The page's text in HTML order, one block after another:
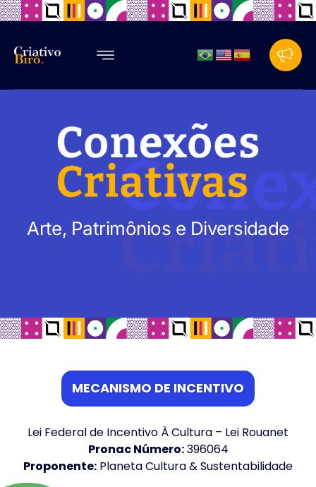
Arte, Patrimônios e Diversidade
MECANISMO DE INCENTIVO
Lei Federal de Incentivo À Cultura – Lei Rouanet
Pronac Número:396064
Proponente: Planeta Cultura & Sustentabilidade